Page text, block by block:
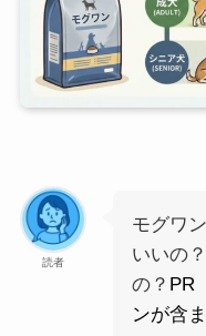
読者
モグワ
いいの
の？ PR
ンが含